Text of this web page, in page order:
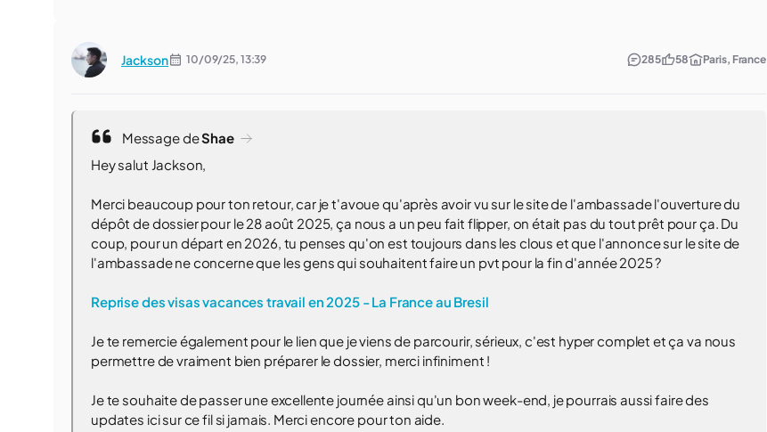
Jackson 10/09/25, 13:39 285 58 Paris, France
Message deShae
Hey salut Jackson,
Merci beaucoup pour ton retour, car je t'avoue qu'après avoir vu sur le site de l'ambassade l'ouverture du
dépôt de dossier pour le 28 août 2025, ça nous a un peu fait flipper, on était pas du tout prêt pour ça. Du
coup, pour un départ en 2026, tu penses qu'on est toujours dans les clous et que l'annonce sur le site de
l'ambassade ne concerne que les gens qui souhaitent faire un pvt pour la fin d'année 2025 ?
Reprise des visas vacances travail en 2025 - La France au Bresil
Je te remercie également pour le lien que je viens de parcourir, sérieux, c'est hyper complet et ça va nous
permettre de vraiment bien préparer le dossier, merci infiniment !
Je te souhaite de passer une excellente journée ainsi qu'un bon week-end, je pourrais aussi faire des
updates ici sur ce fil si jamais. Merci encore pour ton aide.